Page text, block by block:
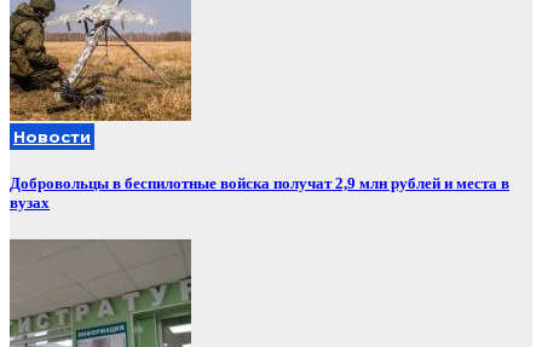
Новости
Добровольцы в беспилотные войска получат 2,9 млн рублей и места в
вузах